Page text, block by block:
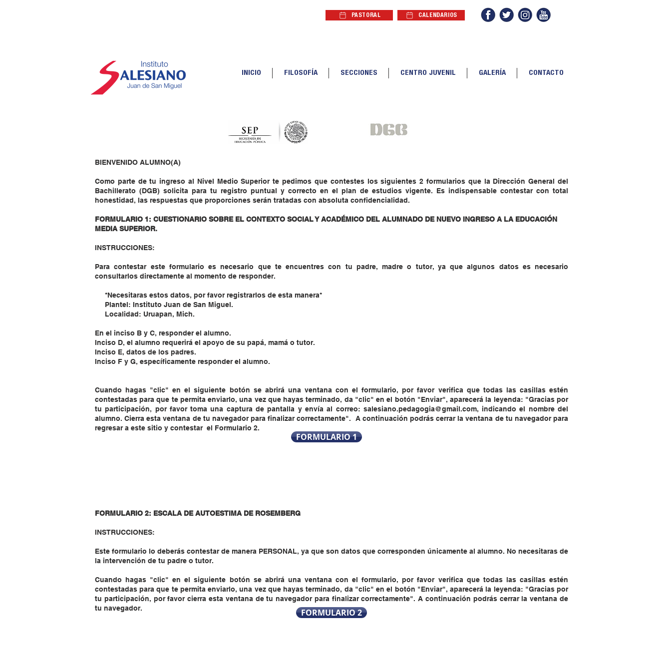
CALENDARIOS
CALENDARIOS
PASTORAL
INICIO FILOSOFÍA SECCIONES CENTRO JUVENIL GALERÍA CONTACTO
BIENVENIDO ALUMNO(A)
Como parte de tu ingreso al Nivel Medio Superior te pedimos que contestes los siguientes 2 formularios que la Dirección General del
Bachillerato (DGB) solicita para tu registro puntual y correcto en el plan de estudios vigente. Es indispensable contestar con total
honestidad, las respuestas que proporciones serán tratadas con absoluta confidencialidad.
FORMULARIO 1: CUESTIONARIO SOBRE EL CONTEXTO SOCIAL Y ACADÉMICO DEL ALUMNADO DE NUEVO INGRESO A LA EDUCACIÓN
MEDIA SUPERIOR.
INSTRUCCIONES:
Para contestar este formulario es necesario que te encuentres con tu padre, madre o tutor, ya que algunos datos es necesario
consultarlos directamente al momento de responder.
*Necesitaras estos datos, por favor registrarlos de esta manera*
Plantel: Instituto Juan de San Miguel.
Localidad: Uruapan, Mich.
En el inciso B y C, responder el alumno.
Inciso D, el alumno requerirá el apoyo de su papá, mamá o tutor.
Inciso E, datos de los padres.
Inciso F y G, específicamente responder el alumno.
Cuando hagas "clic" en el siguiente botón se abrirá una ventana con el formulario, por favor verifica que todas las casillas estén
contestadas para que te permita enviarlo, una vez que hayas terminado, da "clic" en el botón "Enviar", aparecerá la leyenda: "Gracias por
tu participación, por favor toma una captura de pantalla y envía al correo: salesiano.pedagogia@gmail.com, indicando el nombre del
alumno. Cierra esta ventana de tu navegador para finalizar correctamente". A continuación podrás cerrar la ventana de tu navegador para
regresar a este sitio y contestar el Formulario 2.
FORMULARIO 2: ESCALA DE AUTOESTIMA DE ROSEMBERG
INSTRUCCIONES:
Este formulario lo deberás contestar de manera PERSONAL, ya que son datos que corresponden únicamente al alumno. No necesitaras de
la intervención de tu padre o tutor.
Cuando hagas "clic" en el siguiente botón se abrirá una ventana con el formulario, por favor verifica que todas las casillas estén
contestadas para que te permita enviarlo, una vez que hayas terminado, da "clic" en el botón "Enviar", aparecerá la leyenda: "Gracias por
tu participación, por favor cierra esta ventana de tu navegador para finalizar correctamente". A continuación podrás cerrar la ventana de
tu navegador.
FORMULARIO 1
FORMULARIO 2